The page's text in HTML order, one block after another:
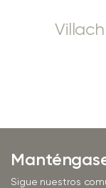
Villach
Sigue nuestros